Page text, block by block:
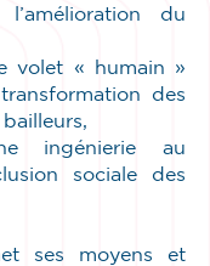
du
volet « humain »
des
ingénierie au
sociale des
ses moyens et